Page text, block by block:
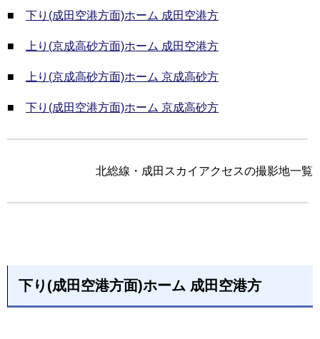
■ 下り(成田空港方面)ホーム 成田空港方
■ 上り(京成高砂方面)ホーム 成田空港方
■ 上り(京成高砂方面)ホーム 京成高砂方
■ 下り(成田空港方面)ホーム 京成高砂方
北総線・成田スカイアクセスの撮影地一覧
下り(成田空港方面)ホーム 成田空港方